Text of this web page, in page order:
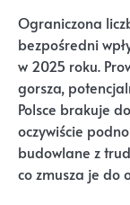
Ograniczona
bezpośredni
w 2025 roku.
gorsza,
Polsce brakuje
oczywiście
budowlane z
co zmusza je do